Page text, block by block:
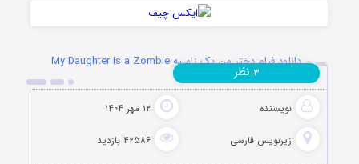
دانلود فیلم دختر من یک زامبیه My Daughter Is a Zombie
2025
نویسنده ۱۲ مهر ۱۴۰۴
زیرنویس فارسی ۴۲۵۸۶ بازدید
۳ نظر